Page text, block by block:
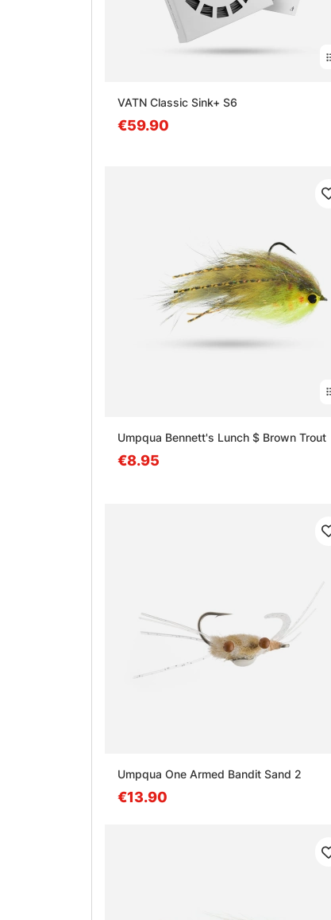
VATN Classic Sink+ S6
€59.90
Umpqua Bennett's Lunch $ Brown Trout
€8.95
Umpqua One Armed Bandit Sand 2
€13.90